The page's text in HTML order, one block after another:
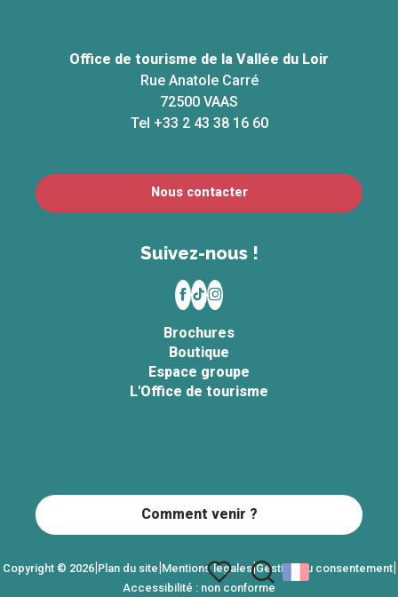
Office de tourisme de la Vallée du Loir
Rue Anatole Carré
72500 VAAS
Tel +33 2 43 38 16 60
Nous contacter
Suivez-nous !
Brochures
Boutique
Espace groupe
L'Office de tourisme
Copyright © 2026|Plan du site|Mentions légales|Gestion du consentement|
Accessibilité : non conforme
Comment venir ?